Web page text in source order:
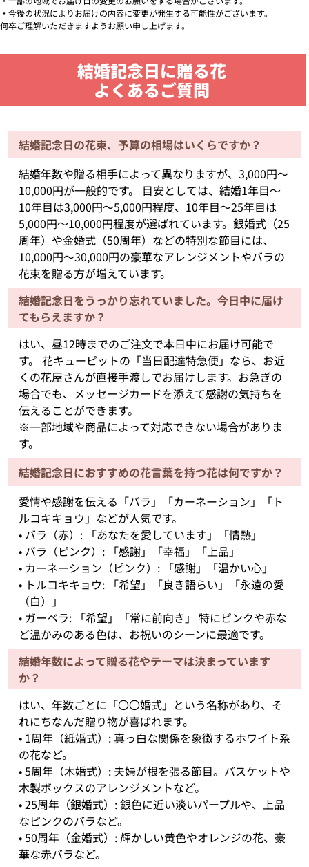
・今後の状況によりお届けの内容に変更が発生する可能性がございます。
何卒ご理解いただきますようお願い申し上げます。
結婚記念日に贈る花
よくあるご質問
結婚記念日の花束、予算の相場はいくらですか？
結婚年数や贈る相手によって異なりますが、3,000円〜
10,000円が一般的です。 目安としては、結婚1年目〜
10年目は3,000円〜5,000円程度、10年目〜25年目は
5,000円〜10,000円程度が選ばれています。銀婚式（25
周年）や金婚式（50周年）などの特別な節目には、
10,000円〜30,000円の豪華なアレンジメントやバラの
花束を贈る方が増えています。
結婚記念日をうっかり忘れていました。今日中に届け
てもらえますか？
はい、昼12時までのご注文で本日中にお届け可能で
す。 花キューピットの「当日配達特急便」なら、お近
くの花屋さんが直接手渡しでお届けします。お急ぎの
場合でも、メッセージカードを添えて感謝の気持ちを
伝えることができます。
※一部地域や商品によって対応できない場合がありま
す。
結婚記念日におすすめの花言葉を持つ花は何ですか？
愛情や感謝を伝える「バラ」「カーネーション」「ト
ルコキキョウ」などが人気です。
• バラ（赤）: 「あなたを愛しています」「情熱」
• バラ（ピンク）: 「感謝」「幸福」「上品」
• カーネーション（ピンク）: 「感謝」「温かい心」
• トルコキキョウ: 「希望」「良き語らい」「永遠の愛
（白）」
• ガーベラ: 「希望」「常に前向き」 特にピンクや赤な
ど温かみのある色は、お祝いのシーンに最適です。
結婚年数によって贈る花やテーマは決まっています
か？
はい、年数ごとに「〇〇婚式」という名称があり、そ
れにちなんだ贈り物が喜ばれます。
• 1周年（紙婚式）: 真っ白な関係を象徴するホワイト系
の花など。
• 5周年（木婚式）: 夫婦が根を張る節目。バスケットや
木製ボックスのアレンジメントなど。
• 25周年（銀婚式）: 銀色に近い淡いパープルや、上品
なピンクのバラなど。
• 50周年（金婚式）: 輝かしい黄色やオレンジの花、豪
華な赤バラなど。